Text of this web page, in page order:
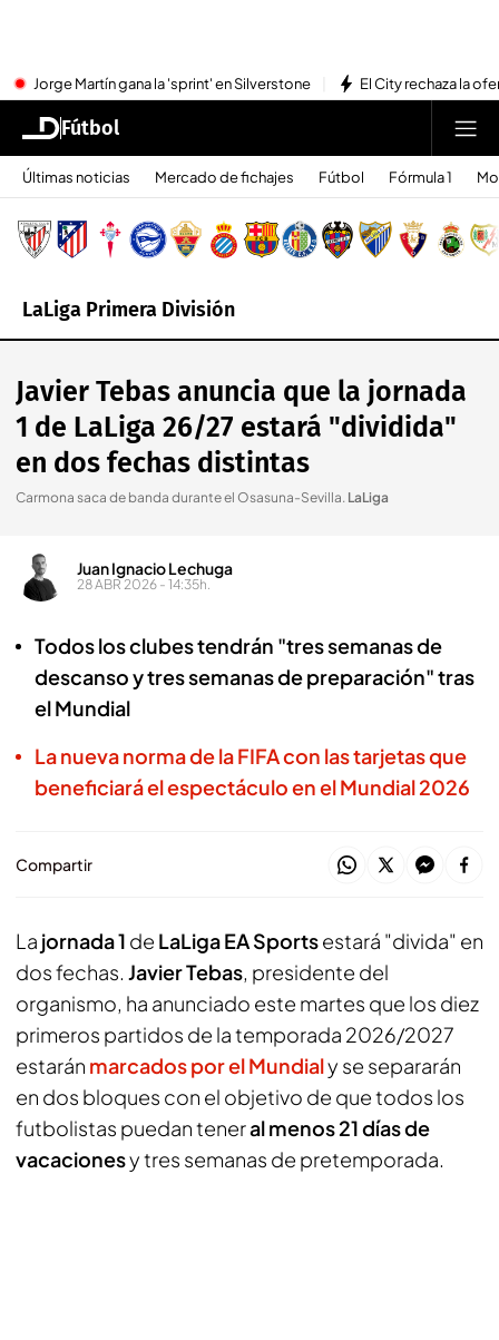
Jorge Martín gana la 'sprint' en Silverstone El City rechaza la
Fútbol
Últimas noticias Mercado de fichajes Fútbol Fórmula 1
LaLiga Primera División
Javier Tebas anuncia que la jornada
1 de LaLiga 26/27 estará "dividida"
en dos fechas distintas
Carmona saca de banda durante el Osasuna-Sevilla. LaLiga
Juan Ignacio Lechuga
28 ABR 2026 - 14:35h.
Todos los clubes tendrán "tres semanas de
descanso y tres semanas de preparación" tras
el Mundial
La nueva norma de la FIFA con las tarjetas que
beneficiará el espectáculo en el Mundial 2026
Compartir
La jornada 1 de LaLiga EA Sportsestará "divida" en
dos fechas. Javier Tebas, presidente del
organismo, ha anunciado este martes que los diez
primeros partidos de la temporada 2026/2027
estarán marcados por el Mundialy se separarán
en dos bloques con el objetivo de que todos los
futbolistas puedan teneral menos 21 días de
vacacionesy tres semanas de pretemporada.